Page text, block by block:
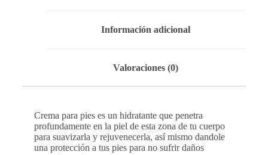
Información adicional
Valoraciones (0)
Crema para pies es un hidratante que penetra
profundamente en la piel de esta zona de tu cuerpo
para suavizarla y rejuvenecerla, así mismo dandole
una protección a tus pies para no sufrir daños